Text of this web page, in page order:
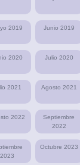
2019 Junio 2019
2020 Julio 2020
2021 Agosto 2021
2022
Septiembre
2022
2023
Octubre 2023